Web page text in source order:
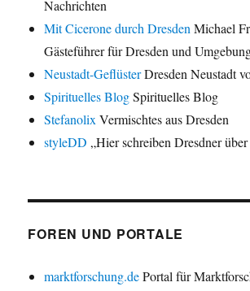
Nachrichten
Mit Cicerone durch Dresden Michael
Gästeführer für Dresden und
Neustadt-GeflüsterDresden Neustadt
Spirituelles BlogSpirituelles Blog
Stefanolix Vermischtes aus Dresden
styleDD „Hier schreiben Dresdner
FOREN UND PORTALE
marktforschung.dePortal für